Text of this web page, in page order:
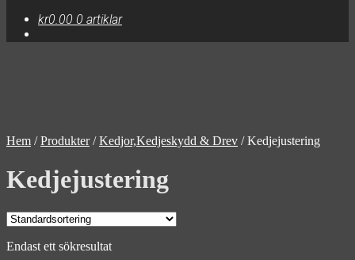
kr0.00 0 artiklar
Hem /Produkter/Kedjor,Kedjeskydd & Drev /Kedjejustering
Kedjejustering
Endast ett sökresultat